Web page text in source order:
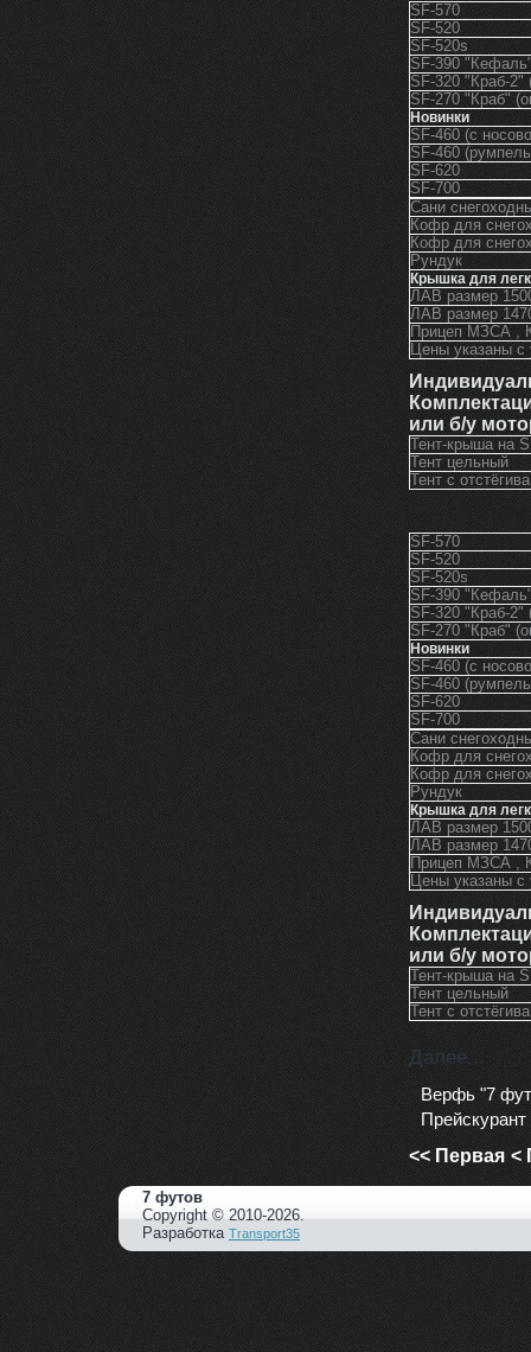
SF-570
SF-520
SF-520s
SF-390
SF-320 "Краб-2"
SF-270 "Краб"
Новинки
SF-460 (с
SF-460
SF-620
SF-700
Сани
Кофр для
Кофр для
Рундук
Крышка для
ЛАВ размер
ЛАВ размер
Прицеп МЗСА ,
Цены указаны с
или б/у
Тент-крыша на
Тент цельный
Тент с
SF-570
SF-520
SF-520s
SF-390
SF-320 "Краб-2"
SF-270 "Краб"
Новинки
SF-460 (с
SF-460
SF-620
SF-700
Сани
Кофр для
Кофр для
Рундук
Крышка для
ЛАВ размер
ЛАВ размер
Прицеп МЗСА ,
Цены указаны с
или б/у
Тент-крыша на
Тент цельный
Тент с
Далее...
Верфь "7
<< Первая <
7 футов
Copyright © 2010-2026.
Разработка Transport35